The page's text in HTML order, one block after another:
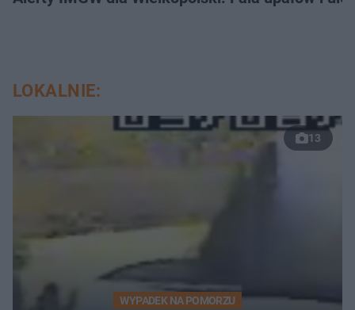
LOKALNIE:
13
WYPADEK NA POMORZU